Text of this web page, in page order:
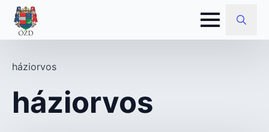
Search
háziorvos
háziorvos